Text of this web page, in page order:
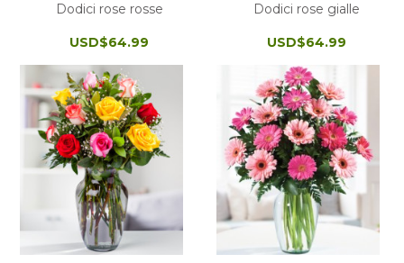
Dodici rose rosse
USD$64.99
Dodici rose gialle
USD$64.99